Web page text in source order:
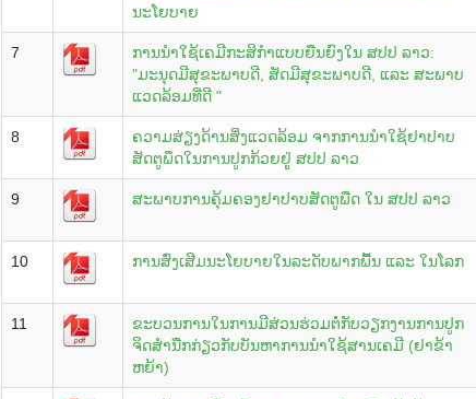
ນະໂຍບາຍ
7
ການນຳໃຊ້ເຄມີກະສິກຳແບບຍືນຍົງໃນ ສປປ ລາວ:
"ມະນຸດມີສຸຂະພາບດີ, ສັດມີສຸຂະພາບດີ, ແລະ ສະພາບ
ແວດລ້ອມທີ່ດີ "
8
ຄວາມສ່ຽງດ້ານສິ່ງແວດລ້ອມ ຈາກການນໍາໃຊ້ຢາປາບ
ສັດຕູພຶດໃນການປູກກ້ວຍຢູູ່ ສປປ ລາວ
9 ສະພາບການຄຸ້ມຄອງຢາປາບສັດຕູພືດ ໃນ ສປປ ລາວ
10 ການສົ່ງເສີມນະໂຍບາຍໃນລະດັບພາກພື້ນ ແລະ ໃນໂລກ
11
ຂະບວນການໃນການມີສ່ວນຮ່ວມຕໍ່ກັບວຽກງານການປູກ
ຈິດສໍານືກກ່ຽວກັບບັນຫາການນໍາໃຊ້ສານເຄມີ (ຢາຂ້າ
ຫຍ້າ)